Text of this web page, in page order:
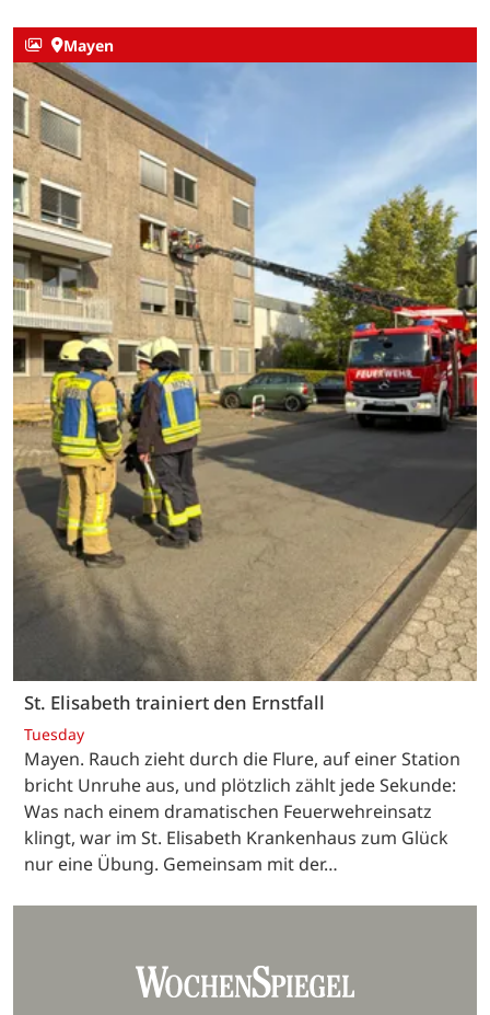
Mayen
St. Elisabeth trainiert den Ernstfall
Tuesday
Mayen. Rauch zieht durch die Flure, auf einer Station
bricht Unruhe aus, und plötzlich zählt jede Sekunde:
Was nach einem dramatischen Feuerwehreinsatz
klingt, war im St. Elisabeth Krankenhaus zum Glück
nur eine Übung. Gemeinsam mit der…